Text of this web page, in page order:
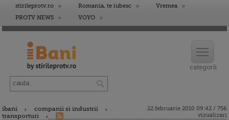
stirileprotv.ro Romania, te iubesc
Vremea
PROTV NEWS
VOYO
ibani
companii si industrii
transporturi
22 februarie 2010 09:42 / 756
vizualizari